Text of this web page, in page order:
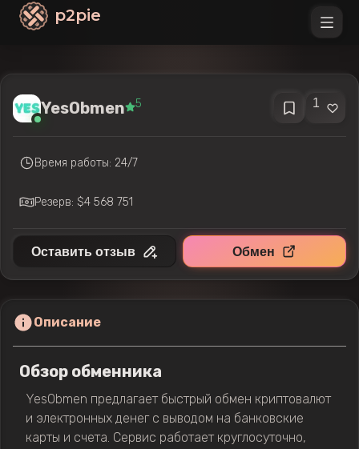
p2pie
YesObmen 5 1
Время работы: 24/7
Резерв: $4 568 751
Оставить отзыв Обмен
Описание
Обзор обменника
YesObmen предлагает быстрый обмен криптовалют
и электронных денег с выводом на банковские
карты и счета. Сервис работает круглосуточно,